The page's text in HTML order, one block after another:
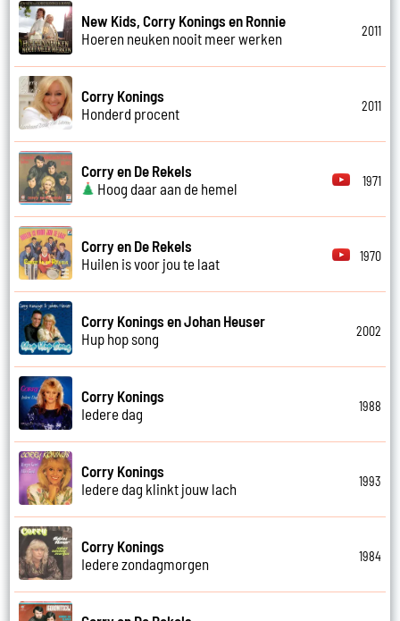
New Kids, Corry Konings en Ronnie
Hoeren neuken nooit meer werken
2011
Corry Konings
Honderd procent
2011
Corry en De Rekels
Hoog daar aan de hemel
1971
Corry en De Rekels
Huilen is voor jou te laat
1970
Corry Konings en Johan Heuser
Hup hop song
2002
Corry Konings
Iedere dag
1988
Corry Konings
Iedere dag klinkt jouw lach
1993
Corry Konings
Iedere zondagmorgen
1984